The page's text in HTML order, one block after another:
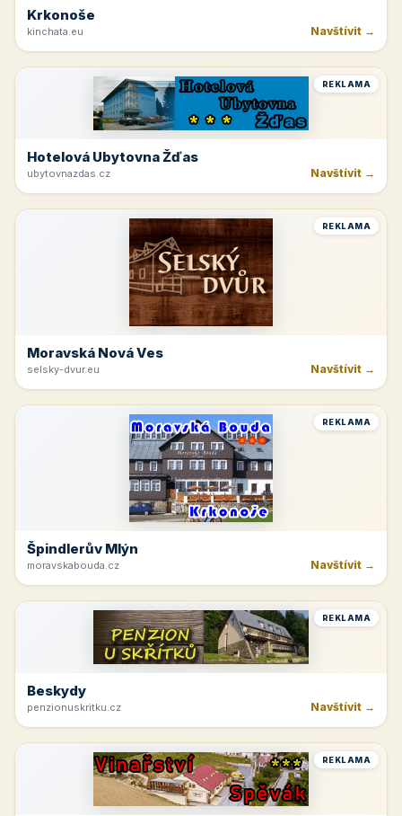
Krkonoše
kinchata.eu Navštívit →
REKLAMA
Hotelová Ubytovna Žďas
ubytovnazdas.cz Navštívit →
REKLAMA
Moravská Nová Ves
selsky-dvur.eu Navštívit →
REKLAMA
Špindlerův Mlýn
moravskabouda.cz Navštívit →
REKLAMA
Beskydy
penzionuskritku.cz Navštívit →
REKLAMA